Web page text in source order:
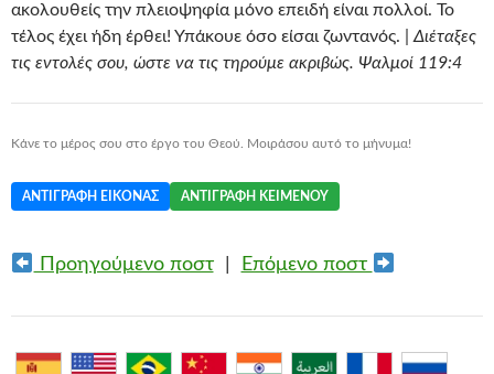
ακολουθείς την πλειοψηφία μόνο επειδή είναι πολλοί. Το
τέλος έχει ήδη έρθει! Υπάκουε όσο είσαι ζωντανός. | Διέταξες
τις εντολές σου, ώστε να τις τηρούμε ακριβώς. Ψαλμοί 119:4
Κάνε το μέρος σου στο έργο του Θεού. Μοιράσου αυτό το μήνυμα!
ΑΝΤΙΓΡΑΦΉ ΕΙΚΌΝΑΣ ΑΝΤΙΓΡΑΦΉ ΚΕΙΜΈΝΟΥ
Προηγούμενο ποστ| Επόμενο ποστ